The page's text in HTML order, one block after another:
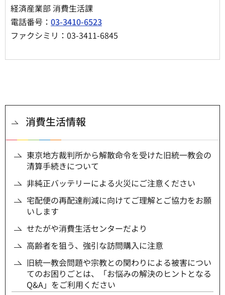
経済産業部 消費生活課
電話番号： 03-3410-6523
ファクシミリ：03-3411-6845
消費生活情報
東京地方裁判所から解散命令を受けた旧統一教会の
清算手続きについて
非純正バッテリーによる火災にご注意ください
宅配便の再配達削減に向けてご理解とご協力をお願
いします
せたがや消費生活センターだより
高齢者を狙う、強引な訪問購入に注意
旧統一教会問題や宗教との関わりによる被害につい
てのお困りごとは、「お悩みの解決のヒントとなる
Q&A」をご利用ください